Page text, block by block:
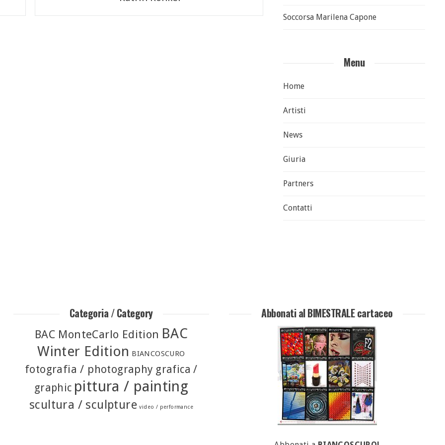
Soccorsa Marilena Capone
Menu
Home
Artisti
News
Giuria
Partners
Contatti
Categoria / Category
BAC MonteCarlo Edition BAC
Winter Edition BIANCOSCURO
fotografia / photography grafica /
graphic pittura / painting
scultura / sculpture video / performance
Abbonati al BIMESTRALE cartaceo